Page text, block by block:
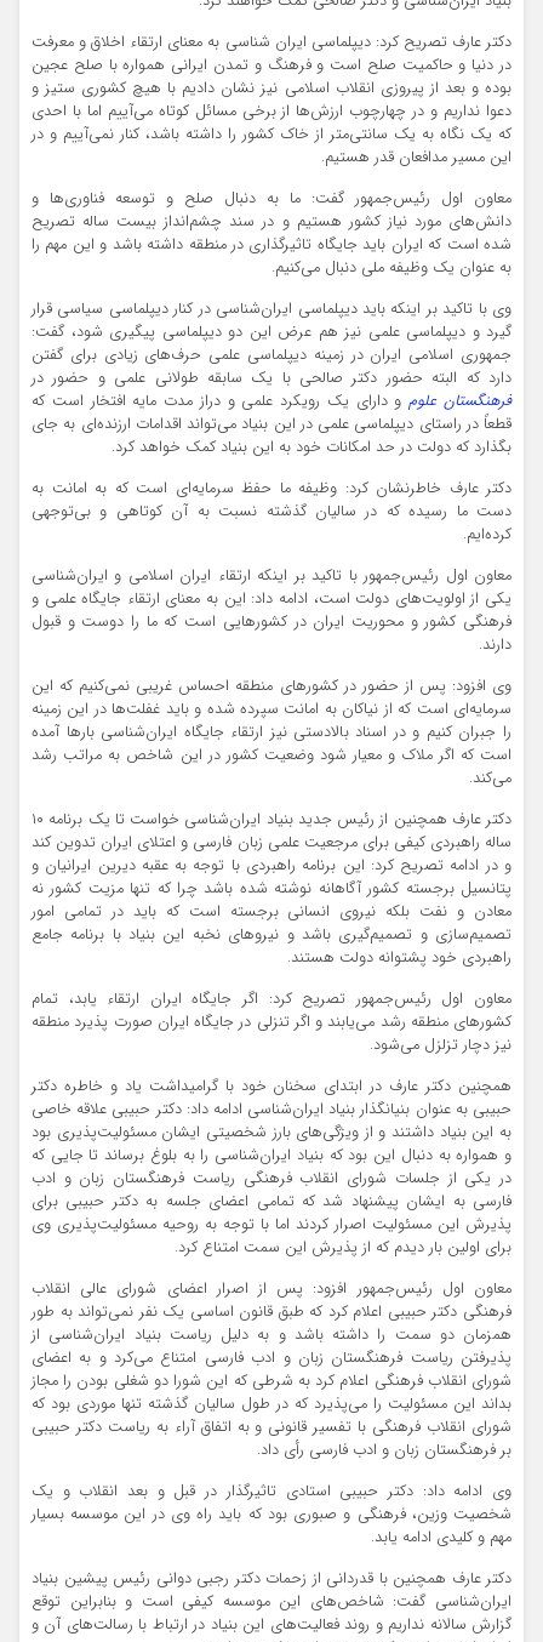
دکتر عارف تصریح کرد: دیپلماسی ایران شناسی به معنای ارتقاء اخلاق و معرفت
در دنیا و حاکمیت صلح است و فرهنگ و تمدن ایرانی همواره با صلح عجین
بوده و بعد از پیروزی انقلاب اسلامی نیز نشان دادیم با هیچ کشوری ستیز و
دعوا نداریم و در چهارچوب ارزش‌ها از برخی مسائل کوتاه می‌آییم اما با احدی
که یک نگاه به یک سانتی‌متر از خاک کشور را داشته باشد، کنار نمی‌آییم و در
این مسیر مدافعان قدر هستیم.
معاون اول رئیس‌جمهور گفت: ما به دنبال صلح و توسعه فناوری‌ها و
دانش‌های مورد نیاز کشور هستیم و در سند چشم‌انداز بیست ساله تصریح
شده است که ایران باید جایگاه تاثیرگذاری در منطقه داشته باشد و این مهم را
به عنوان یک وظیفه ملی دنبال می‌کنیم.
وی با تاکید بر اینکه باید دیپلماسی ایران‌شناسی در کنار دیپلماسی سیاسی قرار
گیرد و دیپلماسی علمی نیز هم عرض این دو دیپلماسی پیگیری شود، گفت:
جمهوری اسلامی ایران در زمینه دیپلماسی علمی حرف‌های زیادی برای گفتن
دارد که البته حضور دکتر صالحی با یک سابقه طولانی علمی و حضور در
فرهنگستان علومو دارای یک رویکرد علمی و دراز مدت مایه افتخار است که
قطعاً ‌در راستای دیپلماسی علمی در این بنیاد می‌تواند اقدامات ارزنده‌ای به جای
بگذارد که دولت در حد امکانات خود به این بنیاد کمک خواهد کرد.
دکتر عارف خاطرنشان کرد: وظیفه ما حفظ سرمایه‌ای است که به امانت به
دست ما رسیده که در سالیان گذشته نسبت به آن کوتاهی و بی‌توجهی
کرده‌ایم.
معاون اول رئیس‌جمهور با تاکید بر اینکه ارتقاء ایران اسلامی و ایران‌شناسی
یکی از اولویت‌های دولت است،‌ ادامه داد: این به معنای ارتقاء جایگاه علمی و
فرهنگی کشور و محوریت ایران در کشورهایی است که ما را دوست و قبول
دارند.
وی افزود: پس از حضور در کشورهای منطقه احساس غریبی نمی‌کنیم که این
سرمایه‌ای است که از نیاکان به امانت سپرده شده و باید غفلت‌ها در این زمینه
را جبران کنیم و در اسناد بالادستی نیز ارتقاء جایگاه ایران‌شناسی بارها آمده
است که اگر ملاک و معیار شود وضعیت کشور در این شاخص به مراتب رشد
می‌کند.
دکتر عارف همچنین از رئیس جدید بنیاد ایران‌‌شناسی خواست تا یک برنامه ۱۰
ساله راهبردی کیفی برای مرجعیت علمی زبان فارسی و اعتلای ایران تدوین کند
و در ادامه تصریح کرد: این برنامه راهبردی با توجه به عقبه دیرین ایرانیان و
پتانسیل برجسته کشور آگاهانه نوشته شده باشد چرا که تنها مزیت کشور نه
معادن و نفت بلکه نیروی انسانی برجسته است که باید در تمامی امور
تصمیم‌سازی و تصمیم‌گیری باشد و نیروهای نخبه این بنیاد با برنامه جامع
راهبردی خود پشتوانه دولت هستند.
معاون اول رئیس‌جمهور تصریح کرد: اگر جایگاه ایران ارتقاء یابد، تمام
کشورهای منطقه رشد می‌یابند و اگر تنزلی در جایگاه ایران صورت پذیرد منطقه
نیز دچار تزلزل می‌شود.
همچنین دکتر عارف در ابتدای سخنان خود با گرامیداشت یاد و خاطره دکتر
حبیبی به عنوان بنیانگذار بنیاد ایران‌شناسی ادامه داد: دکتر حبیبی علاقه خاصی
به این بنیاد داشتند و از ویژگی‌های بارز شخصیتی ایشان مسئولیت‌پذیری بود
و همواره به دنبال این بود که بنیاد ایران‌شناسی را به بلوغ برساند تا جایی که
در یکی از جلسات شورای انقلاب فرهنگی ریاست فرهنگستان زبان و ادب
فارسی به ایشان پیشنهاد شد که تمامی اعضای جلسه به دکتر حبیبی برای
پذیرش این مسئولیت اصرار کردند اما با توجه به روحیه مسئولیت‌پذیری وی
برای اولین بار دیدم که از پذیرش این سمت امتناع کرد.
معاون اول رئیس‌جمهور افزود: پس از اصرار اعضای شورای عالی انقلاب
فرهنگی دکتر حبیبی اعلام کرد که طبق قانون اساسی یک نفر نمی‌تواند به طور
همزمان دو سمت را داشته باشد و به دلیل ریاست بنیاد ایران‌شناسی از
پذیرفتن ریاست فرهنگستان زبان و ادب فارسی امتناع می‌کرد و به اعضای
شورای انقلاب فرهنگی اعلام کرد به شرطی که این شورا دو شغلی بودن را مجاز
بداند این مسئولیت را می‌پذیرد که در طول سالیان گذشته تنها موردی بود که
شورای انقلاب فرهنگی با تفسیر قانونی و به اتفاق آراء به ریاست دکتر حبیبی
بر فرهنگستان زبان و ادب فارسی رأی داد.
وی ادامه داد: دکتر حبیبی استادی تاثیرگذار در قبل و بعد انقلاب و یک
شخصیت وزین، فرهنگی و صبوری بود که باید راه وی در این موسسه بسیار
مهم و کلیدی ادامه یابد.
دکتر عارف همچنین با قدردانی از زحمات دکتر رجبی دوانی رئیس پیشین بنیاد
ایران‌شناسی گفت: شاخص‌های این موسسه کیفی است و بنابراین توقع
گزارش سالانه نداریم و روند فعالیت‌های این بنیاد در ارتباط با رسالت‌های آن و